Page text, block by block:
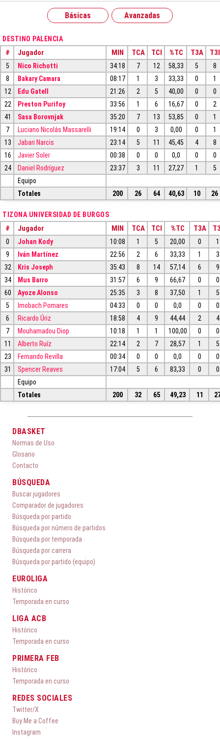
Básicas Avanzadas
DESTINO PALENCIA
# Jugador MIN TCA TCI %TC T3A T3I
5 Nico Richotti 34:18 7 12 58,33 5
8
8
Bakary Camara 08:17 1 3 33,33 0
1
12
Edu Gatell 21:26 2 5 40,00 0
0
22
Preston Purifoy 33:56 1 6 16,67 0
2
41
Sasa Borovnjak 35:20 7 13 53,85 0
1
7
Luciano Nicolás Massarelli 19:14 0 3 0,00 0
1
13
Jabari Narcis 23:14 5 11 45,45 4
8
16
Javier Soler 00:38 0 0 0,0 0
0
24
Daniel Rodríguez 23:37 3 11 27,27 1
5
Equipo
Totales
200 26 64 40,63 10 26
TIZONA UNIVERSIDAD DE BURGOS
# Jugador MIN TCA TCI %TC T3A
0 Johan Kody 10:08 1 5 20,00 0
1
9
Iván Martínez 22:56 2 6 33,33 1
3
32
Kris Joseph 35:43 8 14 57,14 6
9
34
Mus Barro 31:57 6 9 66,67 0
0
60
Ayoze Alonso 25:35 3 8 37,50 1
5
5
Imobach Pomares 04:33 0 0 0,0 0
0
6
Ricardo Úriz 18:58 4 9 44,44 2
4
7
Mouhamadou Diop 10:18 1 1 100,00 0
0
11
Alberto Ruíz 22:14 2 7 28,57 1
5
23
Fernando Revilla 00:34 0 0 0,0 0
0
31
Spencer Reaves 17:04 5 6 83,33 0
0
Equipo
Totales
200 32 65 49,23 11
DBASKET
Normas de Uso
Glosario
Contacto
BÚSQUEDA
Buscar jugadores
Comparador de jugadores
Búsqueda por partido
Búsqueda por número de partidos
Búsqueda por temporada
Búsqueda por carrera
Búsqueda por partido (equipo)
EUROLIGA
Histórico
Temporada en curso
LIGA ACB
Histórico
Temporada en curso
PRIMERA FEB
Histórico
Temporada en curso
REDES SOCIALES
Twitter/X
Buy Me a Coffee
Instagram